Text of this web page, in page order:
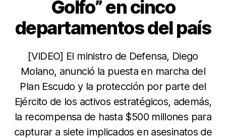
Golfo” en cinco
departamentos del país
[VIDEO] El ministro de Defensa, Diego
Molano, anunció la puesta en marcha del
Plan Escudo y la protección por parte del
Ejército de los activos estratégicos, además,
la recompensa de hasta $500 millones para
capturar a siete implicados en asesinatos de